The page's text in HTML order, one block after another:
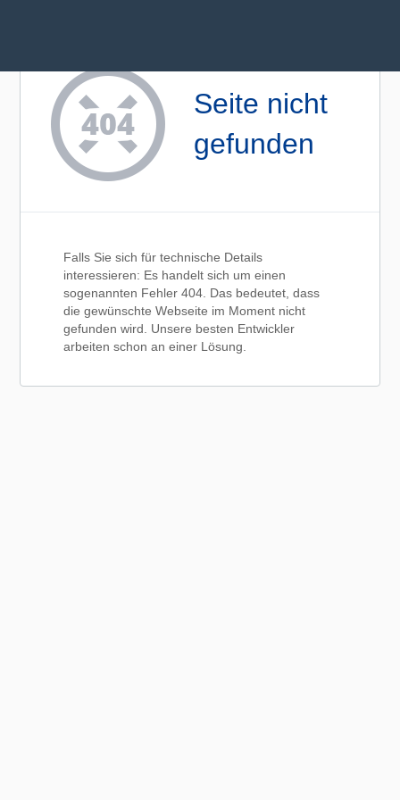
Seite nicht
gefunden
Falls Sie sich für technische Details
interessieren: Es handelt sich um einen
sogenannten Fehler 404. Das bedeutet, dass
die gewünschte Webseite im Moment nicht
gefunden wird. Unsere besten Entwickler
arbeiten schon an einer Lösung.